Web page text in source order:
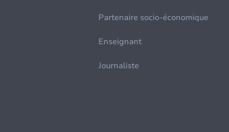
Partenaire socio-économique
Enseignant
Journaliste